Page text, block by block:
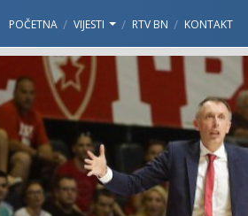
POČETNA VIJESTI RTV BN KONTAKT